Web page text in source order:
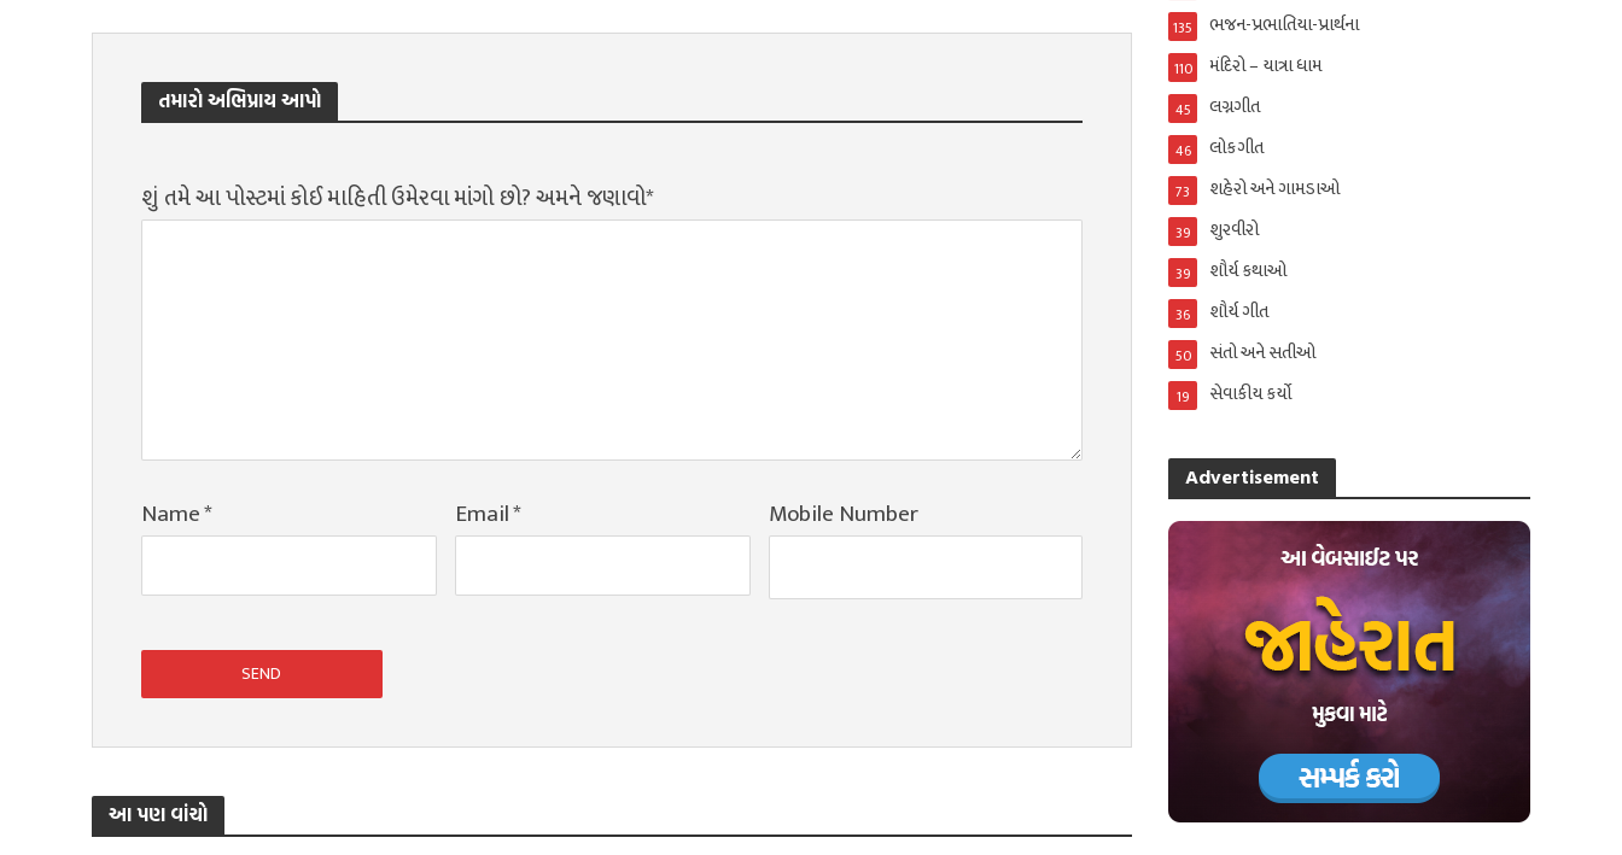
તમારો અભિપ્રાય આપો
શું તમે આ પોસ્ટમાં કોઈ માહિતી ઉમેરવા માંગો છો? અમને જણાવો*
Name* Email* Mobile Number
આ પણ વાંચો
ભજન-પ્રભાતિયા-પ્રાર્થના
135
મંદિરો – યાત્રા ધામ
110
લગ્નગીત
45
લોકગીત
46
શહેરો અને ગામડાઓ
73
શુરવીરો
39
શૌર્ય કથાઓ
39
શૌર્ય ગીત
36
સંતો અને સતીઓ
50
સેવાકીય કર્યો
19
Advertisement